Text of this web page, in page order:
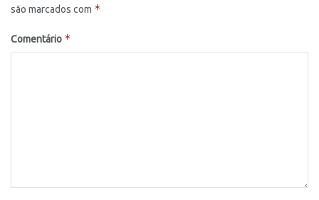
são marcados com *
Comentário *